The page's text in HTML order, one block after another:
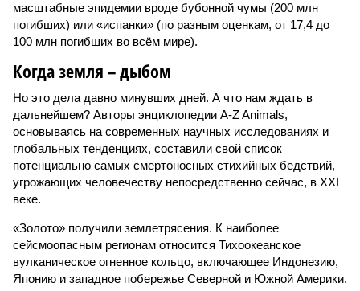
масштабные эпидемии вроде бубонной чумы (200 млн
погибших) или «испанки» (по разным оценкам, от 17,4 до
100 млн погибших во всём мире).
Когда земля – дыбом
Но это дела давно минувших дней. А что нам ждать в
дальнейшем? Авторы энциклопедии A-Z Animals,
основываясь на современных научных исследованиях и
глобальных тенденциях, составили свой список
потенциально самых смертоносных стихийных бедствий,
угрожающих человечеству непосредственно сейчас, в XXI
веке.
«Золото» получили землетрясения. К наиболее
сейсмоопасным регионам относится Тихоокеанское
вулканическое огненное кольцо, включающее Индонезию,
Японию и западное побережье Северной и Южной Америки.